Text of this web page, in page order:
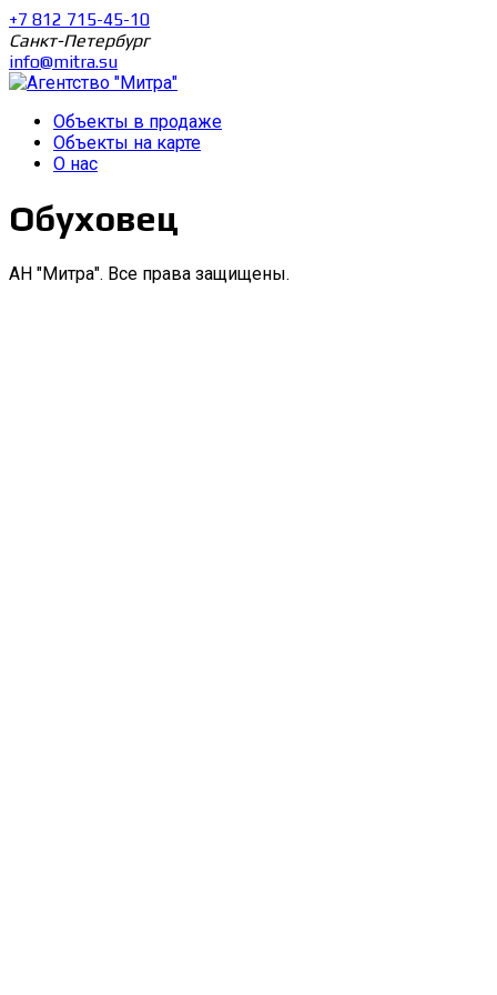
+7 812 715-45-10
Санкт-Петербург
info@mitra.su
Объекты в продаже
Объекты на карте
О нас
Обуховец
АН "Митра". Все права защищены.